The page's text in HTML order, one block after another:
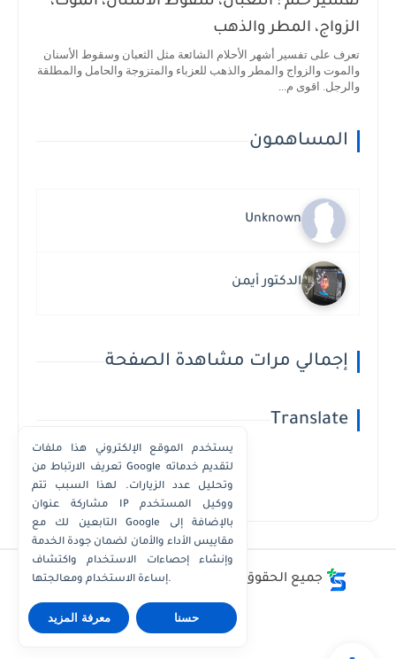
الزواج، المطر والذهب
تعرف على تفسير أشهر الأحلام الشائعة مثل الثعبان وسقوط الأسنان
والموت والزواج والمطر والذهب للعزباء والمتزوجة والحامل والمطلقة
والرجل. اقوى م...
المساهمون
Unknown
الدكتور أيمن
إجمالي مرات مشاهدة الصفحة
Translate
Powered by Translate
جميع الحقوق محفوظة © أفضل - أسعار - أرقام
يستخدم الموقع الإلكتروني هذا ملفات
تعريف الارتباط من Google لتقديم خدماته
وتحليل عدد الزيارات. لهذا السبب تتم
مشاركة عنوان IP ووكيل المستخدم
التابعين لك مع Google بالإضافة إلى
مقاييس الأداء والأمان لضمان جودة الخدمة
وإنشاء إحصاءات الاستخدام واكتشاف
إساءة الاستخدام ومعالجتها.
معرفة المزيد حسنا